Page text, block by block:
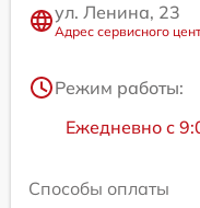
ул. Ленина, 23
Адрес сервисного
Режим работы:
Ежедневно с
Способы оплаты